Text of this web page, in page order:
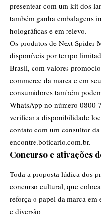
presentear com um kit dos
também ganha embalagens
holográficas e em relevo.
Os produtos de Next Spider-
disponíveis por tempo
Brasil, com valores
commerce da marca e em
consumidores também
WhatsApp no número 0800
verificar a disponibilidade
contato com um consultor da
encontre.boticario.com.br.
Concurso e ativações
Toda a proposta lúdica dos
concurso cultural, que
reforça o papel da marca
e diversão